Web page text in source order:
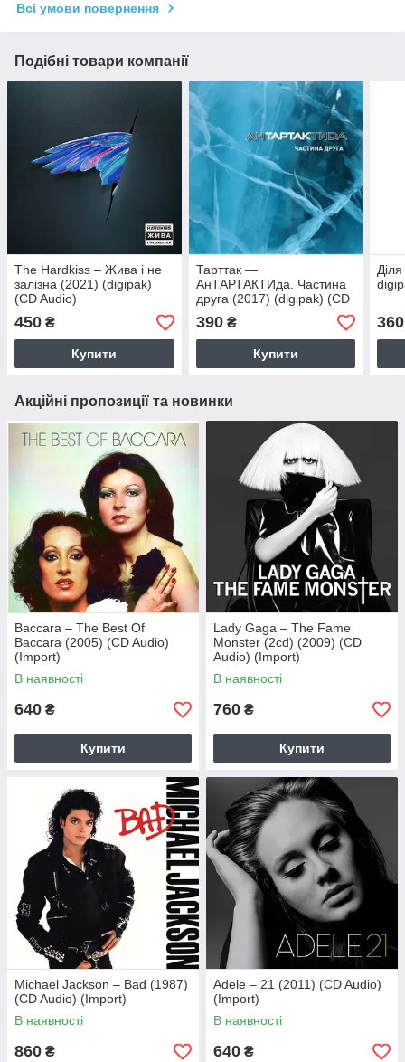
Всі умови повернення
Подібні товари компанії
The Hardkiss – Жива і не
залізна (2021) (digipak)
(CD Audio)
450 ₴
Купити
Тарттак —
АнТАРТАКТИда. Частина
друга (2017) (digipak) (CD
Audio)
390₴
Купити
360
Акційні пропозиції та новинки
Baccara – The Best Of
Baccara (2005) (CD Audio)
(Import)
В наявності
640 ₴
Купити
Lady Gaga – The Fame
Monster (2cd) (2009) (CD
Audio) (Import)
В наявності
760 ₴
Купити
Michael Jackson – Bad (1987)
(CD Audio) (Import)
В наявності
860 ₴
Adele – 21 (2011) (CD Audio)
(Import)
В наявності
640 ₴